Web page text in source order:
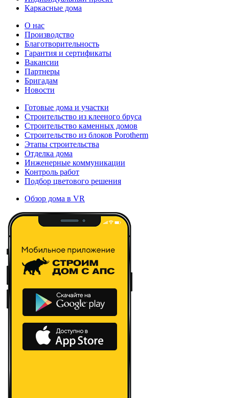
Каркасные дома
О нас
Производство
Благотворительность
Гарантия и сертификаты
Вакансии
Партнеры
Бригадам
Новости
Готовые дома и участки
Строительство из клееного бруса
Строительство каменных домов
Строительство из блоков Porotherm
Этапы строительства
Отделка дома
Инженерные коммуникации
Контроль работ
Подбор цветового решения
Обзор дома в VR